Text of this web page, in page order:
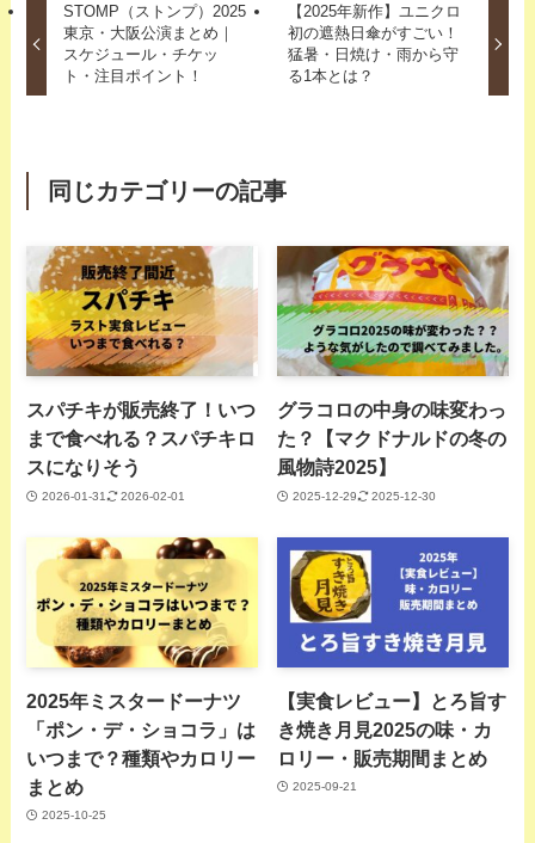
STOMP（ストンプ）2025
東京・大阪公演まとめ｜
スケジュール・チケッ
ト・注目ポイント！
【2025年新作】ユニクロ
初の遮熱日傘がすごい！
猛暑・日焼け・雨から守
る1本とは？
同じカテゴリーの記事
スパチキが販売終了！いつ
まで食べれる？スパチキロ
スになりそう
2026-01-31 2026-02-01
グラコロの中身の味変わっ
た？【マクドナルドの冬の
風物詩2025】
2025-12-29 2025-12-30
2025年ミスタードーナツ
「ポン・デ・ショコラ」は
いつまで？種類やカロリー
まとめ
2025-10-25
【実食レビュー】とろ旨す
き焼き月見2025の味・カ
ロリー・販売期間まとめ
2025-09-21